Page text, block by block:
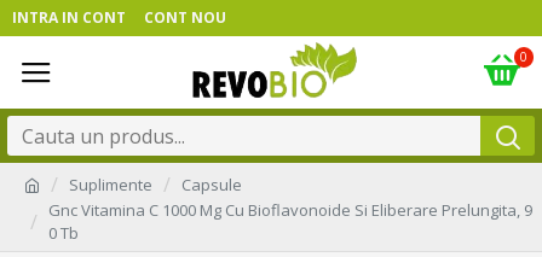
INTRA IN CONT CONT NOU
0
Suplimente
Capsule
Gnc Vitamina C 1000 Mg Cu Bioflavonoide Si Eliberare Prelungita, 9
0 Tb